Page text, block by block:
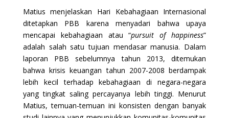
Matius menjelaskan Hari Kebahagiaan Internasional
ditetapkan PBB karena menyadari bahwa upaya
mencapai kebahagiaan atau “pursuit of happiness”
adalah salah satu tujuan mendasar manusia. Dalam
laporan PBB sebelumnya tahun 2013, ditemukan
bahwa krisis keuangan tahun 2007-2008 berdampak
lebih kecil terhadap kebahagiaan di negara-negara
yang tingkat saling percayanya lebih tinggi. Menurut
Matius, temuan-temuan ini konsisten dengan banyak